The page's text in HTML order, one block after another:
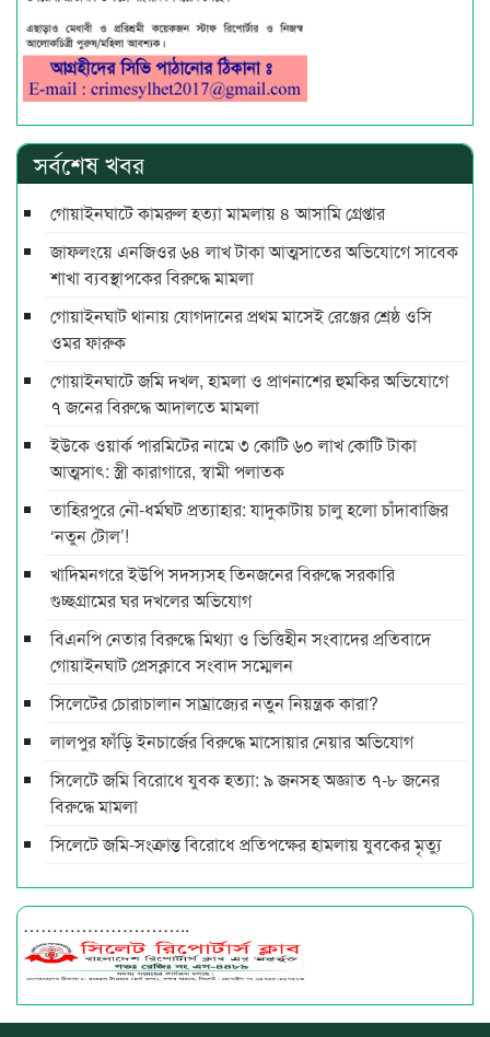
সর্বশেষ খবর
গোয়াইনঘাটে কামরুল হত্যা মামলায় ৪ আসামি গ্রেপ্তার
জাফলংয়ে এনজিওর ৬৪ লাখ টাকা আত্মসাতের অভিযোগে সাবেক
শাখা ব্যবস্থাপকের বিরুদ্ধে মামলা
গোয়াইনঘাট থানায় যোগদানের প্রথম মাসেই রেঞ্জের শ্রেষ্ঠ ওসি
ওমর ফারুক
গোয়াইনঘাটে জমি দখল, হামলা ও প্রাণনাশের হুমকির অভিযোগে
৭ জনের বিরুদ্ধে আদালতে মামলা
ইউকে ওয়ার্ক পারমিটের নামে ৩ কোটি ৬০ লাখ কোটি টাকা
আত্মসাৎ: স্ত্রী কারাগারে, স্বামী পলাতক
তাহিরপুরে নৌ-ধর্মঘট প্রত্যাহার: যাদুকাটায় চালু হলো চাঁদাবাজির
‘নতুন টোল’!
খাদিমনগরে ইউপি সদস্যসহ তিনজনের বিরুদ্ধে সরকারি
গুচ্ছগ্রামের ঘর দখলের অভিযোগ
বিএনপি নেতার বিরুদ্ধে মিথ্যা ও ভিত্তিহীন সংবাদের প্রতিবাদে
গোয়াইনঘাট প্রেসক্লাবে সংবাদ সম্মেলন
সিলেটের চোরাচালান সাম্রাজ্যের নতুন নিয়ন্ত্রক কারা?
লালপুর ফাঁড়ি ইনচার্জের বিরুদ্ধে মাসোয়ার নেয়ার অভিযোগ
সিলেটে জমি বিরোধে যুবক হত্যা: ৯ জনসহ অজ্ঞাত ৭-৮ জনের
বিরুদ্ধে মামলা
সিলেটে জমি-সংক্রান্ত বিরোধে প্রতিপক্ষের হামলায় যুবকের মৃত্যু
………………………..